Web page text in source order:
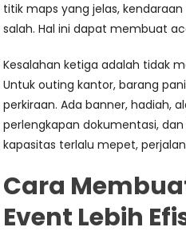
titik maps yang jelas,
salah. Hal ini dapat membuat
Kesalahan ketiga adalah tidak
Untuk outing kantor, barang
perkiraan. Ada banner, hadiah,
perlengkapan dokumentasi,
kapasitas terlalu mepet,
Cara
Event Lebih